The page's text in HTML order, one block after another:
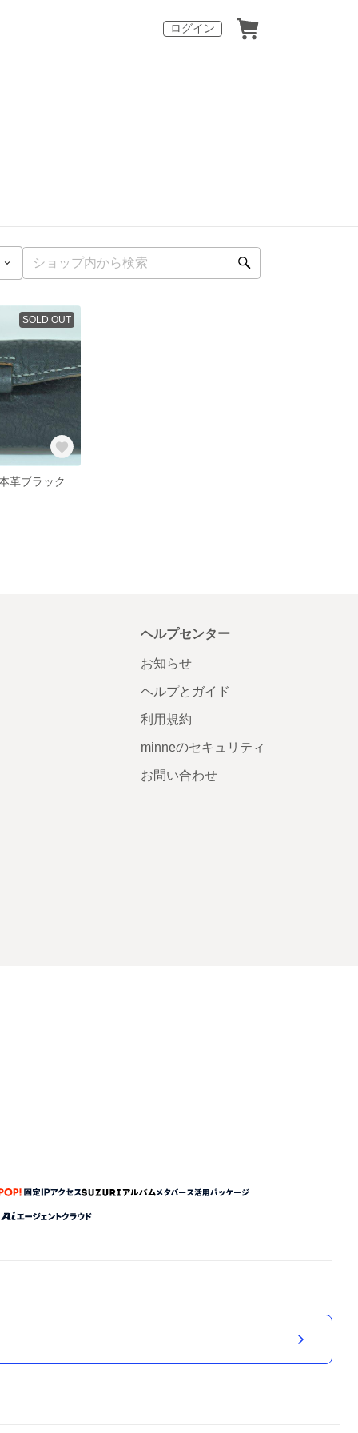
ログイン
SOLD OUT
ヘルプセンター
お知らせ
ヘルプとガイド
利用規約
minneのセキュリティ
お問い合わせ